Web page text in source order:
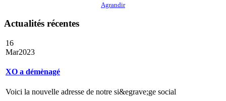
Agrandir
Actualités récentes
16
Mar2023
XO a démènagé
Voici la nouvelle adresse de notre si&egrave;ge social